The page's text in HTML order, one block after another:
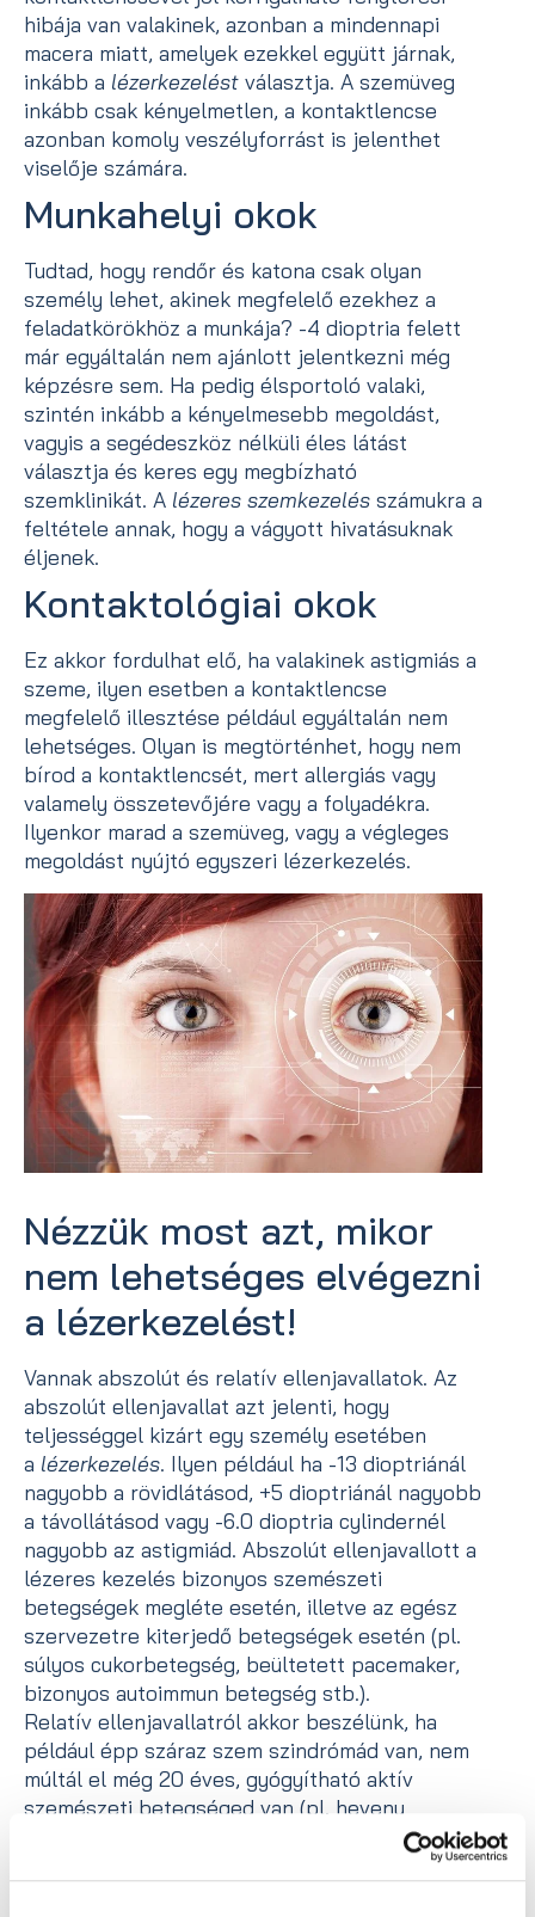
hibája van valakinek, azonban a mindennapi
macera miatt, amelyek ezekkel együtt járnak,
inkább a lézerkezelést választja. A szemüveg
inkább csak kényelmetlen, a kontaktlencse
azonban komoly veszélyforrást is jelenthet
viselője számára.
Munkahelyi okok
Tudtad, hogy rendőr és katona csak olyan
személy lehet, akinek megfelelő ezekhez a
feladatkörökhöz a munkája? -4 dioptria felett
már egyáltalán nem ajánlott jelentkezni még
képzésre sem. Ha pedig élsportoló valaki,
szintén inkább a kényelmesebb megoldást,
vagyis a segédeszköz nélküli éles látást
választja és keres egy megbízható
szemklinikát. A lézeres szemkezelés számukra a
feltétele annak, hogy a vágyott hivatásuknak
éljenek.
Kontaktológiai okok
Ez akkor fordulhat elő, ha valakinek astigmiás a
szeme, ilyen esetben a kontaktlencse
megfelelő illesztése például egyáltalán nem
lehetséges. Olyan is megtörténhet, hogy nem
bírod a kontaktlencsét, mert allergiás vagy
valamely összetevőjére vagy a folyadékra.
Ilyenkor marad a szemüveg, vagy a végleges
megoldást nyújtó egyszeri lézerkezelés.
Nézzük most azt, mikor
nem lehetséges elvégezni
a lézerkezelést!
Vannak abszolút és relatív ellenjavallatok. Az
abszolút ellenjavallat azt jelenti, hogy
teljességgel kizárt egy személy esetében
a lézerkezelés. Ilyen például ha -13 dioptriánál
nagyobb a rövidlátásod, +5 dioptriánál nagyobb
a távollátásod vagy -6.0 dioptria cylindernél
nagyobb az astigmiád. Abszolút ellenjavallott a
lézeres kezelés bizonyos szemészeti
betegségek megléte esetén, illetve az egész
szervezetre kiterjedő betegségek esetén (pl.
súlyos cukorbetegség, beültetett pacemaker,
bizonyos autoimmun betegség stb.).
Relatív ellenjavallatról akkor beszélünk, ha
például épp száraz szem szindrómád van, nem
múltál el még 20 éves, gyógyítható aktív
szemészeti betegséged van (pl. heveny
kötőhártya-gyulladás), fél éven belül szeretnél